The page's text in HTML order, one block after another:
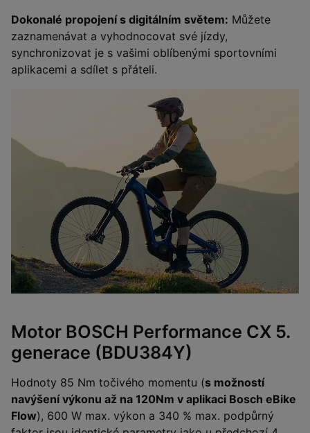
Dokonalé propojení s digitálním světem: Můžete
zaznamenávat a vyhodnocovat své jízdy,
synchronizovat je s vašimi oblíbenými sportovními
aplikacemi a sdílet s přáteli.
Motor BOSCH Performance CX 5.
generace (BDU384Y)
Hodnoty 85 Nm točivého momentu (s možností
navýšení výkonu až na 120Nm v aplikaci Bosch eBike
Flow), 600 W max. výkon a 340 % max. podpůrný